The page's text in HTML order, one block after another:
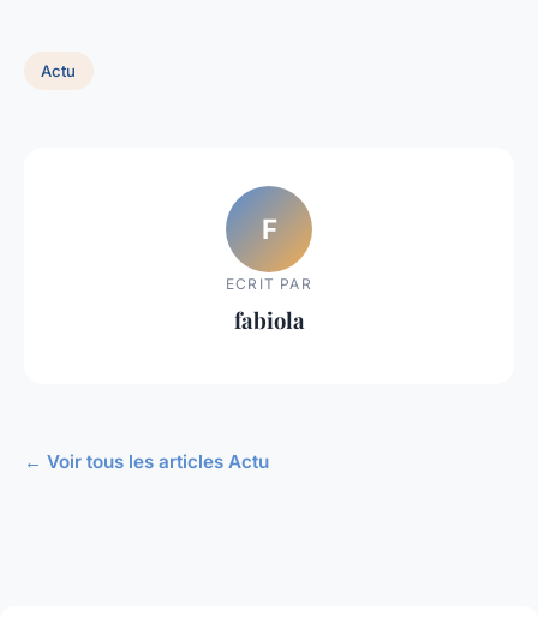
Actu
F
ECRIT PAR
fabiola
← Voir tous les articles Actu